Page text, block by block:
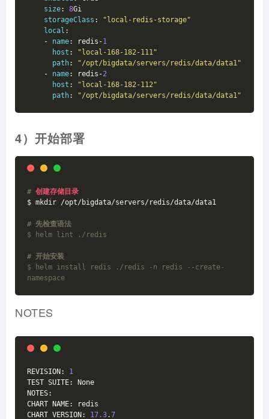
size: 8Gi
storageClass :
"local-redis-storage"
local :
- name: redis-1
host :
"local-168-182-111"
path:
"/opt/bigdata/servers/redis/data/data1"
- name: redis-2
host :
"local-168-182-112"
path: "/opt/bigdata/servers/redis/data/data1"
4）开始部署
# 创建存储目录
$ mkdir /opt/bigdata/servers/redis/data/data1
# 先检查语法
$ helm lint ./redis
# 开始安装
$ helm install redis ./redis -n redis --create-
namespace
NOTES
REVISION: 1
TEST SUITE: None
NOTES:
CHART NAME: redis
CHART VERSION: 17.3.7